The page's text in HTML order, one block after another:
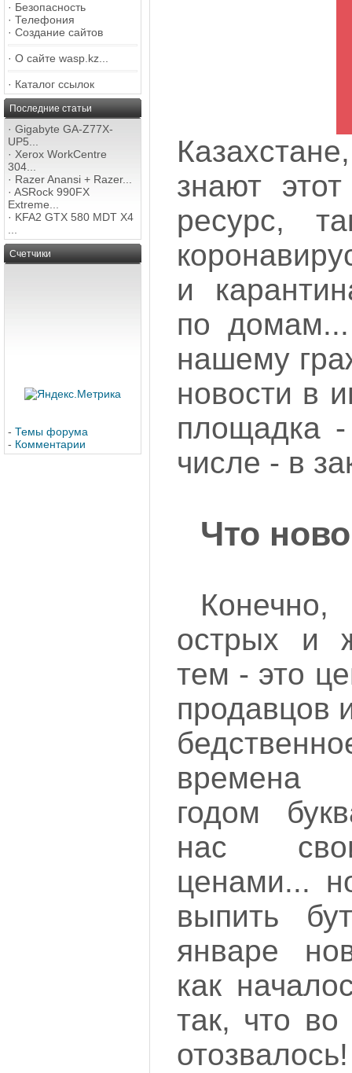
· Безопасность
· Телефония
· Создание сайтов
· О сайте wasp.kz...
· Каталог ссылок
Последние статьи
· Gigabyte GA-Z77X-
UP5...
· Xerox WorkCentre
304...
· Razer Anansi + Razer...
· ASRock 990FX
Extreme...
· KFA2 GTX 580 MDT X4
Счетчики
- Темы форума
- Комментарии
знают
ресурс,
и
по
нашему
новости в
площадка
числе - в
Что
острых и
тем - это
продавцов
времена
годом
нас
ценами...
выпить
январе
как
так, что
отозвалось!